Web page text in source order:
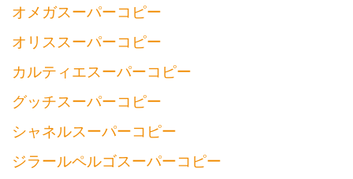
オメガスーパーコピー
オリススーパーコピー
カルティエスーパーコピー
グッチスーパーコピー
シャネルスーパーコピー
ジラールペルゴスーパーコピー